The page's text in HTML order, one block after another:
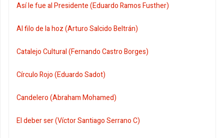
Así le fue al Presidente (Eduardo Ramos Fusther)
Al filo de la hoz (Arturo Salcido Beltrán)
Catalejo Cultural (Fernando Castro Borges)
Círculo Rojo (Eduardo Sadot)
Candelero (Abraham Mohamed)
El deber ser (Víctor Santiago Serrano C)